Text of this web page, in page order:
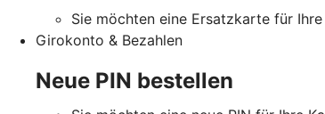
Sie möchten eine Ersatzkarte für
Girokonto & Bezahlen
Neue PIN bestellen